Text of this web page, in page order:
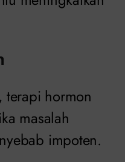
terapi hormon
masalah
impoten.